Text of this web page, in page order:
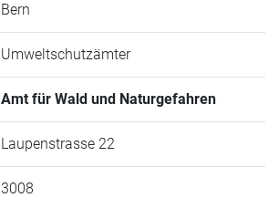
Bern
Umweltschutzämter
Amt für Wald und Naturgefahren
Laupenstrasse 22
3008